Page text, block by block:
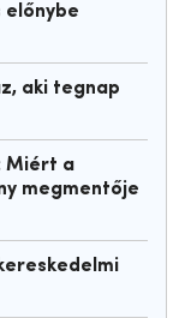
aki tegnap
Miért a
megmentője